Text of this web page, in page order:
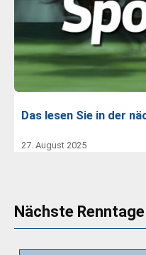
Das lesen Sie in der
27. August 2025
Nächste Renntage